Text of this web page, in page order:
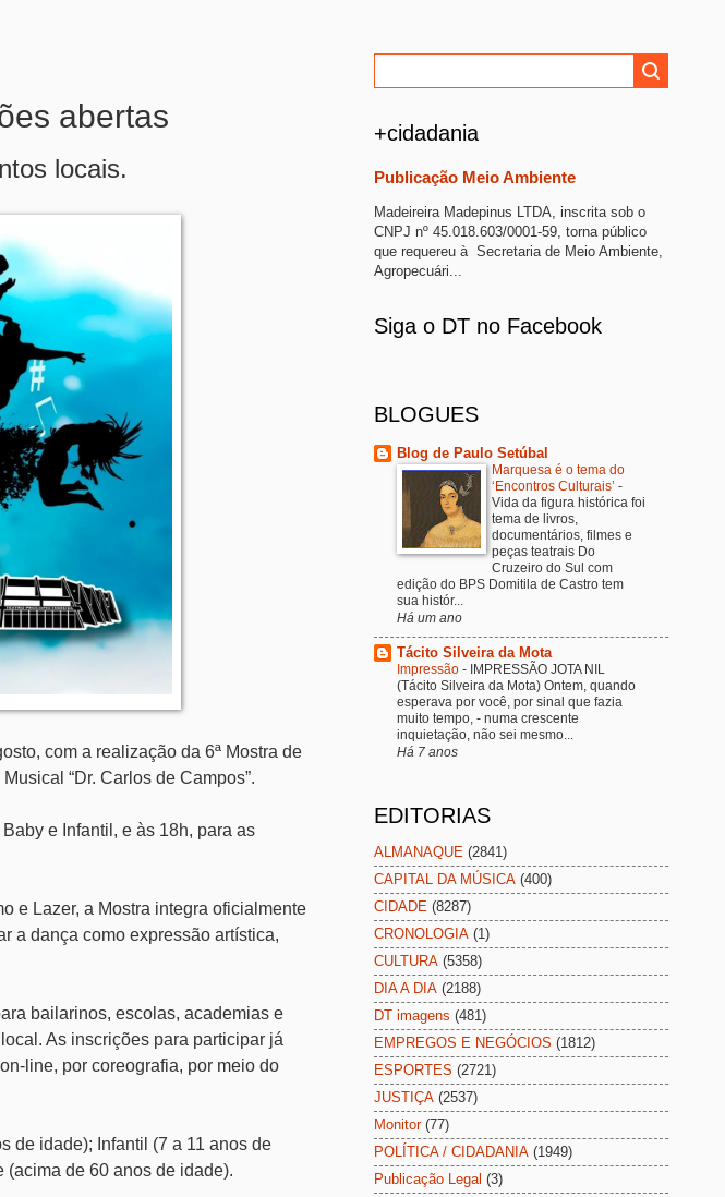
abertas
locais.
com a realização da 6ª Mostra de
“Dr. Carlos de Campos”.
e Infantil, e às 18h, para as
e Lazer, a Mostra integra oficialmente
a dança como expressão artística,
bailarinos, escolas, academias e
As inscrições para participar já
line, por coreografia, por meio do
de idade); Infantil (7 a 11 anos de
(acima de 60 anos de idade).
+cidadania
Publicação Meio Ambiente
Madeireira Madepinus LTDA, inscrita sob o
CNPJ nº 45.018.603/0001-59, torna público
que requereu à Secretaria de Meio Ambiente,
Agropecuári...
Siga o DT no Facebook
BLOGUES
Blog de Paulo Setúbal
Marquesa é o tema do
‘Encontros Culturais’ -
Vida da figura histórica foi
tema de livros,
documentários, filmes e
peças teatrais Do
Cruzeiro do Sul com
edição do BPS Domitila de Castro tem
sua histór...
Há um ano
Tácito Silveira da Mota
Impressão - IMPRESSÃO JOTA NIL
(Tácito Silveira da Mota) Ontem, quando
esperava por você, por sinal que fazia
muito tempo, - numa crescente
inquietação, não sei mesmo...
Há 7 anos
EDITORIAS
ALMANAQUE (2841)
CAPITAL DA MÚSICA (400)
CIDADE (8287)
CRONOLOGIA (1)
CULTURA (5358)
DIA A DIA (2188)
DT imagens (481)
EMPREGOS E NEGÓCIOS (1812)
ESPORTES (2721)
JUSTIÇA (2537)
Monitor (77)
POLÍTICA / CIDADANIA (1949)
Publicação Legal (3)